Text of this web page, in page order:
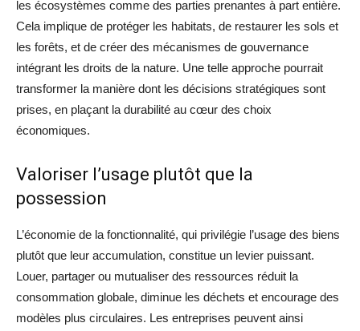
les écosystèmes comme des parties prenantes à part entière.
Cela implique de protéger les habitats, de restaurer les sols et
les forêts, et de créer des mécanismes de gouvernance
intégrant les droits de la nature. Une telle approche pourrait
transformer la manière dont les décisions stratégiques sont
prises, en plaçant la durabilité au cœur des choix
économiques.
Valoriser l’usage plutôt que la
possession
L’économie de la fonctionnalité, qui privilégie l’usage des biens
plutôt que leur accumulation, constitue un levier puissant.
Louer, partager ou mutualiser des ressources réduit la
consommation globale, diminue les déchets et encourage des
modèles plus circulaires. Les entreprises peuvent ainsi